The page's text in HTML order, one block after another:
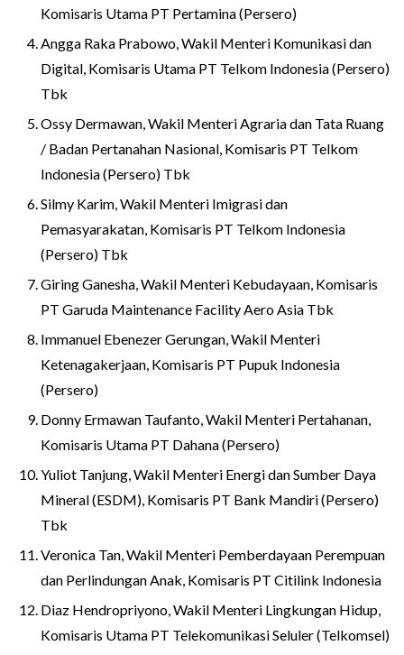
Komisaris Utama PT Pertamina (Persero)
Angga Raka Prabowo, Wakil Menteri Komunikasi dan
Digital, Komisaris Utama PT Telkom Indonesia (Persero)
Tbk
Ossy Dermawan, Wakil Menteri Agraria dan Tata Ruang
/ Badan Pertanahan Nasional, Komisaris PT Telkom
Indonesia (Persero) Tbk
Silmy Karim, Wakil Menteri Imigrasi dan
Pemasyarakatan, Komisaris PT Telkom Indonesia
(Persero) Tbk
Giring Ganesha, Wakil Menteri Kebudayaan, Komisaris
PT Garuda Maintenance Facility Aero Asia Tbk
Immanuel Ebenezer Gerungan, Wakil Menteri
Ketenagakerjaan, Komisaris PT Pupuk Indonesia
(Persero)
Donny Ermawan Taufanto, Wakil Menteri Pertahanan,
Komisaris Utama PT Dahana (Persero)
Yuliot Tanjung, Wakil Menteri Energi dan Sumber Daya
Mineral (ESDM), Komisaris PT Bank Mandiri (Persero)
Tbk
Veronica Tan, Wakil Menteri Pemberdayaan Perempuan
dan Perlindungan Anak, Komisaris PT Citilink Indonesia
Diaz Hendropriyono, Wakil Menteri Lingkungan Hidup,
Komisaris Utama PT Telekomunikasi Seluler (Telkomsel)